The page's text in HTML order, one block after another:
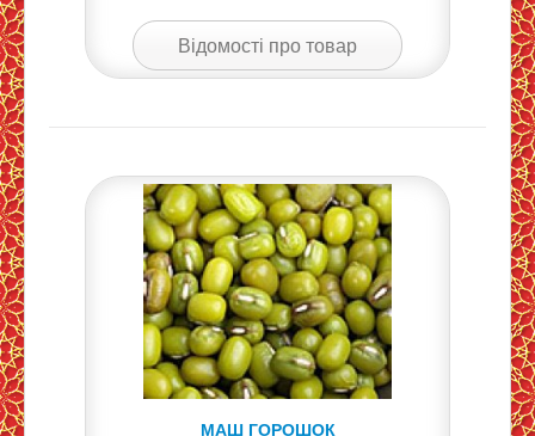
Відомості про товар
МАШ ГОРОШОК